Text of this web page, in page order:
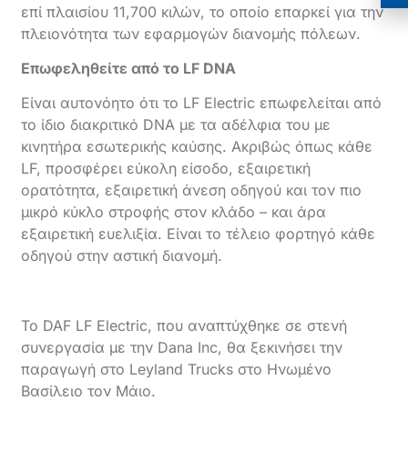
επί πλαισίου 11,700 κιλών, το οποίο επαρκεί για την
πλειονότητα των εφαρμογών διανομής πόλεων.
Επωφεληθείτε από το LF DNA
Είναι αυτονόητο ότι το LF Electric επωφελείται από
το ίδιο διακριτικό DNA με τα αδέλφια του με
κινητήρα εσωτερικής καύσης. Ακριβώς όπως κάθε
LF, προσφέρει εύκολη είσοδο, εξαιρετική
ορατότητα, εξαιρετική άνεση οδηγού και τον πιο
μικρό κύκλο στροφής στον κλάδο – και άρα
εξαιρετική ευελιξία. Είναι το τέλειο φορτηγό κάθε
οδηγού στην αστική διανομή.
Το DAF LF Electric, που αναπτύχθηκε σε στενή
συνεργασία με την Dana Inc, θα ξεκινήσει την
παραγωγή στο Leyland Trucks στο Ηνωμένο
Βασίλειο τον Μάιο.